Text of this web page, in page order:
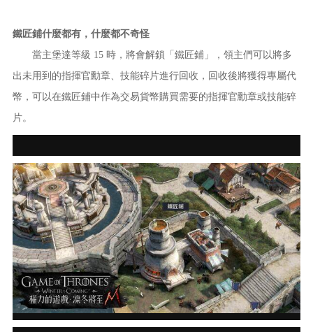
鐵匠鋪什麼都有，什麼都不奇怪
當主堡達等級 15 時，將會解鎖「鐵匠鋪」，領主們可以將多
出未用到的指揮官勳章、技能碎片進行回收，回收後將獲得專屬代
幣，可以在鐵匠鋪中作為交易貨幣購買需要的指揮官勳章或技能碎
片。